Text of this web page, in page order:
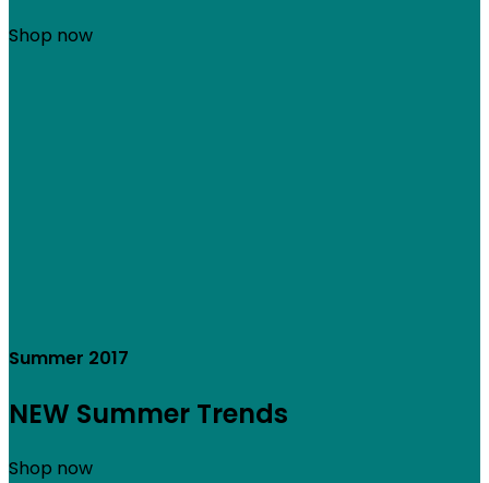
Shop now
Summer 2017
NEW Summer Trends
Shop now